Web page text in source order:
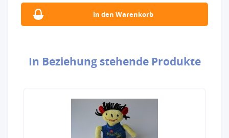
In Beziehung stehende Produkte